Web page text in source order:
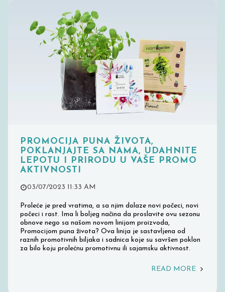
PROMOCIJA PUNA ŽIVOTA,
POKLANJAJTE SA NAMA, UDAHNITE
LEPOTU I PRIRODU U VAŠE PROMO
AKTIVNOSTI
03/07/2023 11:33 AM
Proleće je pred vratima, a sa njim dolaze novi počeci, novi
počeci i rast. Ima li boljeg načina da proslavite ovu sezonu
obnove nego sa našom novom linijom proizvoda,
Promocijom puna života? Ova linija je sastavljena od
raznih promotivnih biljaka i sadnica koje su savršen poklon
za bilo koju prolećnu promotivnu ili sajamsku aktivnost.
READ MORE